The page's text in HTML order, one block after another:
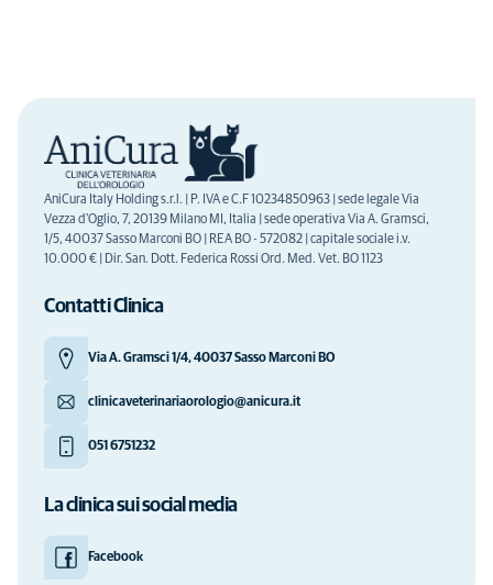
AniCura Italy Holding s.r.l. | P. IVA e C.F 10234850963 | sede legale Via
Vezza d'Oglio, 7, 20139 Milano MI, Italia | sede operativa Via A. Gramsci,
1/5, 40037 Sasso Marconi BO | REA BO - 572082 | capitale sociale i.v.
10.000 € | Dir. San. Dott. Federica Rossi Ord. Med. Vet. BO 1123
Contatti Clinica
Via A. Gramsci 1/4, 40037 Sasso Marconi BO
clinicaveterinariaorologio@anicura.it
051 6751232
La clinica sui social media
Facebook